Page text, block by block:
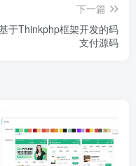
下一篇
于Thinkphp框架开发的码
支付源码